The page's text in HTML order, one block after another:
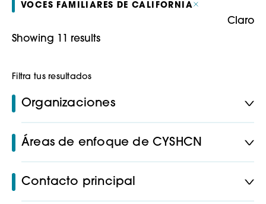
VOCES FAMILIARES DE CALIFORNIA
Claro
Showing 11 results
Filtra tus resultados
Organizaciones
Áreas de enfoque de CYSHCN
Contacto principal